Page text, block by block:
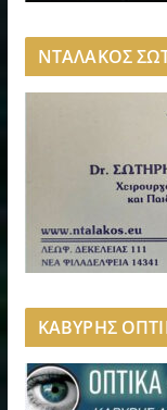
ΝΤΑΛΑΚΟΣ
ΚΑΒΥΡΗΣ